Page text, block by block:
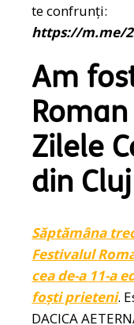
te confrunți:
https://m.me/
Am
Zilele
din Cluj
Săptămâna
Festivalul
cea de-a 11-a
foști prieteni.
DACICA